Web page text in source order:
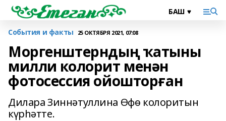
События и факты 25 ОКТЯБРЯ 2021, 07:08
Моргенштерндың ҡатыны
милли колорит менән
фотосессия ойошторған
Дилара Зиннәтуллина Өфө колоритын
күрһәтте.